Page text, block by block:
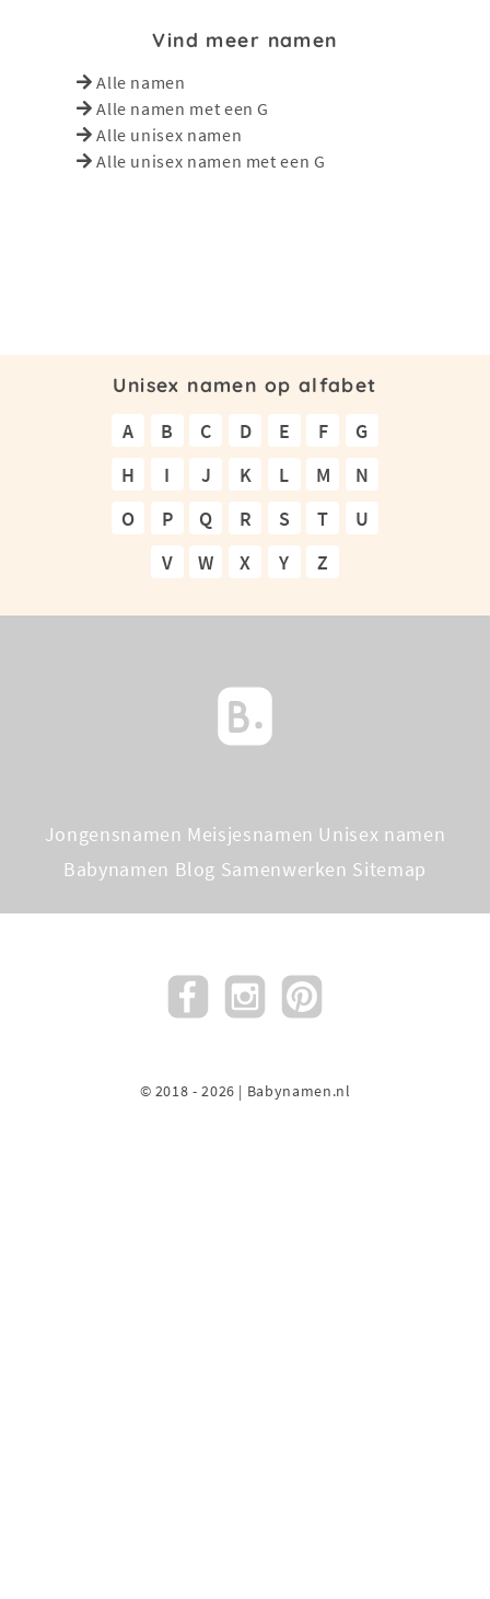
Vind meer namen
Alle namen
Alle namen met een G
Alle unisex namen
Alle unisex namen met een G
Unisex namen op alfabet
A B C D E F
G
H
I J K L M
N
O
P Q R S T
U
V
W X Y Z
Jongensnamen Meisjesnamen Unisex namen
Babynamen Blog Samenwerken Sitemap
© 2018 - 2026 | Babynamen.nl